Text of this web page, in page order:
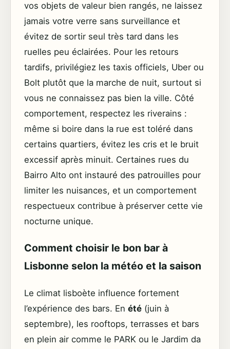
vos objets de valeur bien rangés, ne laissez
jamais votre verre sans surveillance et
évitez de sortir seul très tard dans les
ruelles peu éclairées. Pour les retours
tardifs, privilégiez les taxis officiels, Uber ou
Bolt plutôt que la marche de nuit, surtout si
vous ne connaissez pas bien la ville. Côté
comportement, respectez les riverains :
même si boire dans la rue est toléré dans
certains quartiers, évitez les cris et le bruit
excessif après minuit. Certaines rues du
Bairro Alto ont instauré des patrouilles pour
limiter les nuisances, et un comportement
respectueux contribue à préserver cette vie
nocturne unique.
Comment choisir le bon bar à
Lisbonne selon la météo et la saison
Le climat lisboète influence fortement
l’expérience des bars. En été (juin à
septembre), les rooftops, terrasses et bars
en plein air comme le PARK ou le Jardim da